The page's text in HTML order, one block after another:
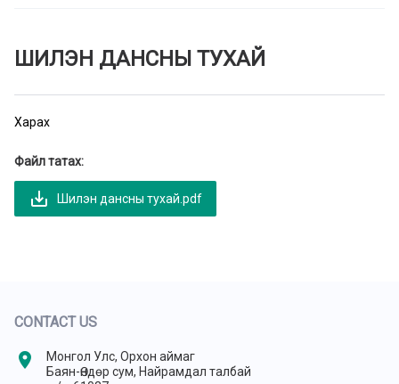
ШИЛЭН ДАНСНЫ ТУХАЙ
Харах
Файл татах:
save_alt Шилэн дансны тухай.pdf
CONTACT US
location_on
Монгол Улс, Орхон аймаг
Баян-Өндөр сум, Найрамдал талбай